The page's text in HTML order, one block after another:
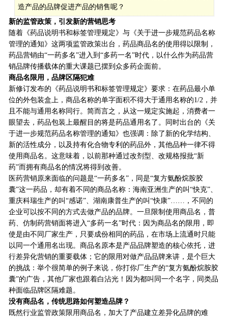
造产品的品牌促进产品的销售呢？
新的监管政策，引发新的营销思考
随着《药品说明书和标签管理规定》与《关于进一步规范药品名称
管理的通知》这两项监管政策出台，药品商品名的使用得以限制，
药品营销由“一药多名”进入到“多药一名”时代，以什么作为药品营
销品牌传播载体的重大课题已摆到众多药企面前。
商品名限用，品牌区隔犯难
新修订发布的《药品说明书和标签管理规定》要求：在药品最小单
位的外包装盒上，商品名称的单字面积不得大于通用名称的1/2，并
且不能与通用名称同行。简而言之，从这一规定实施起，消费者一
眼望去，药品包装上最醒目的将是药品通用名了。同时出台的《关
于进一步规范药品名称管理的通知》也强调：除了新的化学结构、
新的活性成分，以及持有化合物专利的药品外，其他品种一律不得
使用商品名。这意味着，以前那种通过改剂型、改规格报批“新
药”而拥有商品名的情况将得到改善。
医药营销原来面临的问题是“一药多名”，同是“复方氨酚烷胺胶
囊”这一药品，却有着不同的商品名称：海南亚洲生产的叫“快克”、
重庆科瑞生产的叫“感诺”、湖南康普生产的叫“快康”……，不同的
企业可以按不同的方式去做产品的品牌。一旦限制使用商品名，普
药、仿制药营销面将进入“多药一名”时代：因为商品名的限用，即
使是由不同厂家生产，只要成份相同的药品，在市场上流通时只能
以同一个通用名出现。商品名原本是产品品牌塑造的核心依托，进
行差异化营销的重要载体；它的限用对做产品品牌来讲，是个巨大
的挑战：举个很简单的例子来说，你打你厂生产的“复方氨酚烷胺胶
囊”的广告，其他厂家也跟着白沾光！因为都叫同一个名字，同类品
种面临品牌区隔难题。
没有商品名，传统思路如何塑造品牌？
既然行业监管政策限用商品名，加大了产品建立差异化品牌的难